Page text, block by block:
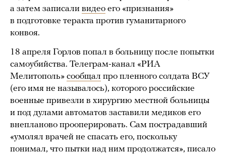
а затем записали видео его «признания»
в подготовке теракта против гуманитарного
конвоя.
18 апреля Горлов попал в больницу после попытки
самоубийства. Телеграм-канал «РИА
Мелитополь» сообщал про пленного солдата ВСУ
(его имя не называлось), которого российские
военные привезли в хирургию местной больницы
и под дулами автоматов заставили медиков его
внепланово прооперировать. Сам пострадавший
«умолял врачей не спасать его, поскольку
понимал, что пытки над ним продолжатся», писало